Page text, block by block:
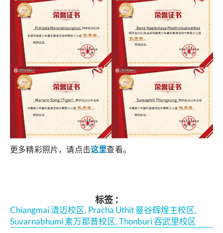
更多精彩照片，请点击这里查看。
标签 ：
Chiangmai 清迈校区, Pracha Uthit 曼谷辉煌主校区,
Suvarnabhumi 素万那普校区,Thonburi 吞武里校区